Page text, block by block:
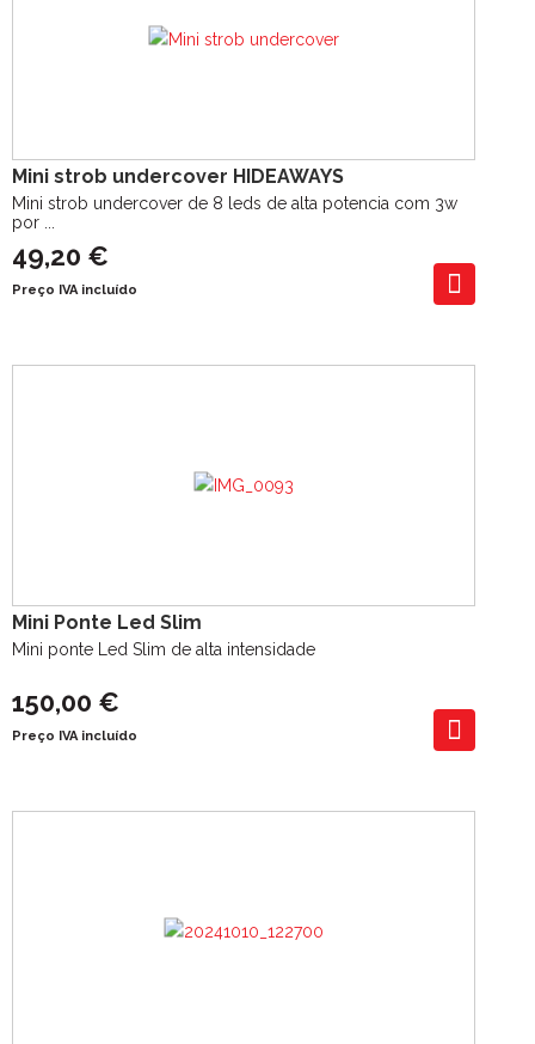
Mini strob undercover HIDEAWAYS
Mini strob undercover de 8 leds de alta potencia com 3w
por ...
49,20 €
Preço IVA incluído
Mini Ponte Led Slim
Mini ponte Led Slim de alta intensidade
150,00 €
Preço IVA incluído